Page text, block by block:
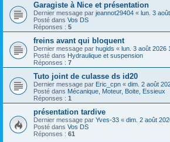
Garagiste à Nice et présentation
Dernier message par jeannot29404 « lun. 3
Posté dans Vos DS
Réponses : 5
freins avant qui bloquent
Dernier message par hugids « lun. 3 août 2026
Posté dans Hydraulique et suspension
Réponses : 7
Tuto joint de culasse ds id20
Dernier message par Eric_cpn « dim. 2 août
Posté dans Mécanique, Moteur, Boite, Essieux
Réponses : 1
présentation tardive
Dernier message par Yves-33 « dim. 2 août
Posté dans Vos DS
Réponses : 61